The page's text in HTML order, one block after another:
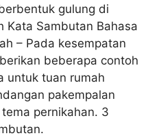
gulung di
Kata Sambutan Bahasa
– Pada kesempatan
beberapa contoh
untuk tuan rumah
pakempalan
pernikahan. 3